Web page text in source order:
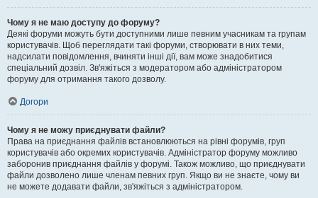
Чому я не маю доступу до форуму?
Деякі форуми можуть бути доступними лише певним учасникам та групам
користувачів. Щоб переглядати такі форуми, створювати в них теми,
надсилати повідомлення, вчиняти інші дії, вам може знадобитися
спеціальний дозвіл. Зв'яжіться з модератором або адміністратором
форуму для отримання такого дозволу.
Догори
Чому я не можу приєднувати файли?
Права на приєднання файлів встановлюються на рівні форумів, груп
користувачів або окремих користувачів. Адміністратор форуму можливо
заборонив приєднання файлів у форумі. Також можливо, що приєднувати
файли дозволено лише членам певних груп. Якщо ви не знаєте, чому ви
не можете додавати файли, зв'яжіться з адміністратором.